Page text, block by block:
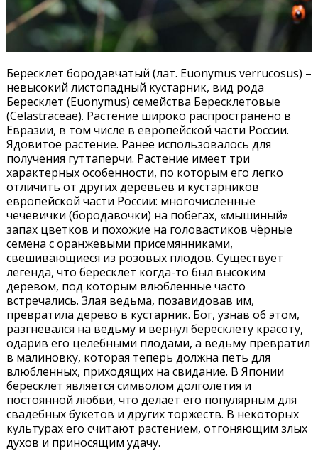
Бересклет бородавчатый (лат. Euonymus verrucosus) –
невысокий листопадный кустарник, вид рода
Бересклет (Euonymus) семейства Бересклетовые
(Celastraceae). Растение широко распространено в
Евразии, в том числе в европейской части России.
Ядовитое растение. Ранее использовалось для
получения гуттаперчи. Растение имеет три
характерных особенности, по которым его легко
отличить от других деревьев и кустарников
европейской части России: многочисленные
чечевички (бородавочки) на побегах, «мышиный»
запах цветков и похожие на головастиков чёрные
семена с оранжевыми присемянниками,
свешивающиеся из розовых плодов. Существует
легенда, что бересклет когда-то был высоким
деревом, под которым влюбленные часто
встречались. Злая ведьма, позавидовав им,
превратила дерево в кустарник. Бог, узнав об этом,
разгневался на ведьму и вернул бересклету красоту,
одарив его целебными плодами, а ведьму превратил
в малиновку, которая теперь должна петь для
влюбленных, приходящих на свидание. В Японии
бересклет является символом долголетия и
постоянной любви, что делает его популярным для
свадебных букетов и других торжеств. В некоторых
культурах его считают растением, отгоняющим злых
духов и приносящим удачу.